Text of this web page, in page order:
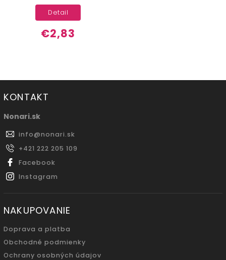
€2,83
Detail
KONTAKT
Nonari.sk
info@nonari.sk
+421 222 205 109
Facebook
Instagram
NAKUPOVANIE
Doprava a platba
Obchodné podmienky
Ochrany osobných údajov